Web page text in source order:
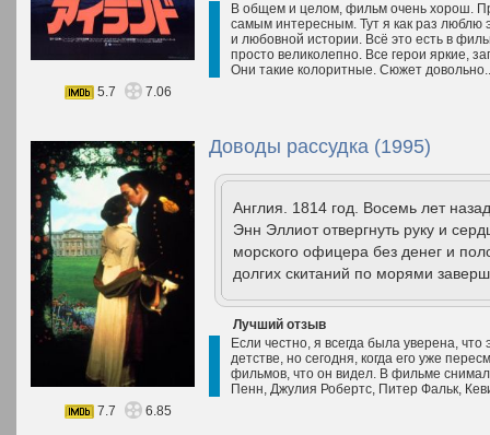
В общем и целом, фильм очень хорош.
самым интересным. Тут я как раз люблю
и любовной истории. Всё это есть в
просто великолепно. Все герои яркие,
Они такие колоритные. Сюжет
5.7
7.06
Доводы рассудка (1995)
Англия. 1814 год. Восемь лет
Энн Эллиот отвергнуть руку и
морского офицера без денег и
долгих скитаний по морями
Лучший отзыв
Если честно, я всегда была уверена,
детстве, но сегодня, когда его уже
фильмов, что он видел. В фильме
Пенн, Джулия Робертс, Питер Фальк,
7.7
6.85